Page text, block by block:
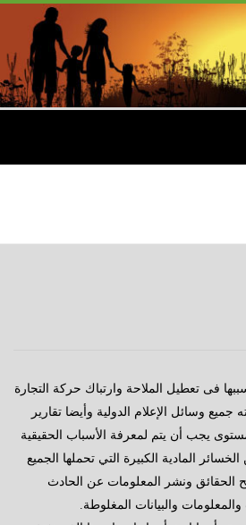
فى تعطيل الملاحة وارتباك حركة التجارة
وسائل الإعلام الدولية وأيضا تقارير
يجب أن يتم لمعرفة الأسباب الحقيقية
المادية الكبيرة التي تحملها الجميع
الحقائق ونشر المعلومات عن الحادث
والبيانات المغلوطة.